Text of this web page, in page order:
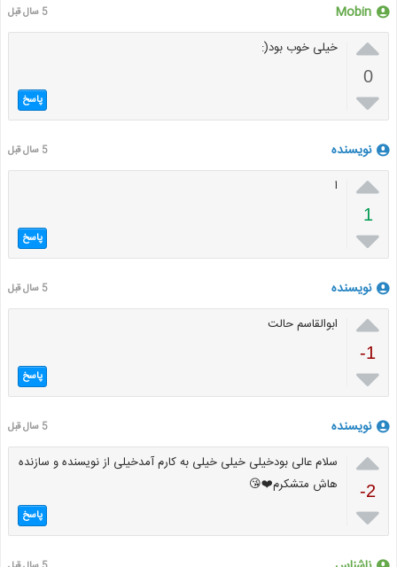
Mobin 5 سال قبل

0

خیلی خوب بود(:
پاسخ
نویسنده 5 سال قبل

1

ا
پاسخ
نویسنده 5 سال قبل

-1

ابوالقاسم حالت
پاسخ
نویسنده 5 سال قبل

-2

سلام عالی بودخیلی خیلی خیلی به کارم آمدخیلی از نویسنده و سازنده
هاش متشکرم❤️😘
پاسخ